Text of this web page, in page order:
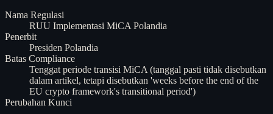
Nama Regulasi
RUU Implementasi MiCA Polandia
Penerbit
Presiden Polandia
Batas Compliance
Tenggat periode transisi MiCA (tanggal pasti tidak disebutkan
dalam artikel, tetapi disebutkan 'weeks before the end of the
EU crypto framework's transitional period')
Perubahan Kunci